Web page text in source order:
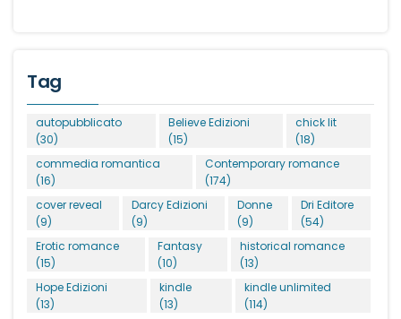
Tag
autopubblicato
(30)
Believe Edizioni
(15)
chick lit
(18)
commedia romantica
(16)
Contemporary romance
(174)
cover reveal
(9)
Darcy Edizioni
(9)
Donne
(9)
Dri Editore
(54)
Erotic romance
(15)
Fantasy
(10)
historical romance
(13)
Hope Edizioni
(13)
kindle
(13)
kindle unlimited
(114)